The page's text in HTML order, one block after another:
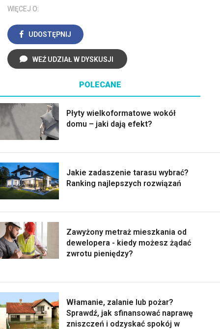
WIĘCEJ O:
UDOSTĘPNIJ
WEŹ UDZIAŁ W DYSKUSJI
POLECANE
Płyty wielkoformatowe wokół
domu – jaki dają efekt?
Jakie zadaszenie tarasu wybrać?
Ranking najlepszych rozwiązań
Zawyżony metraż mieszkania od
dewelopera - kiedy możesz żądać
zwrotu pieniędzy?
Włamanie, zalanie lub pożar?
Sprawdź, jak sfinansować naprawę
zniszczeń i odzyskać spokój w